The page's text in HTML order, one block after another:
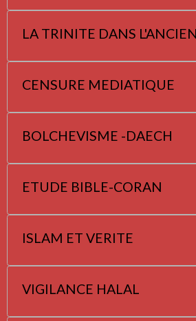
LA TRINITE DANS
CENSURE MEDIATIQUE
BOLCHEVISME -DAECH
ETUDE BIBLE-CORAN
ISLAM ET VERITE
VIGILANCE HALAL